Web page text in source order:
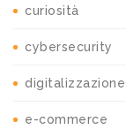
curiosità
cybersecurity
digitalizzazione
e-commerce